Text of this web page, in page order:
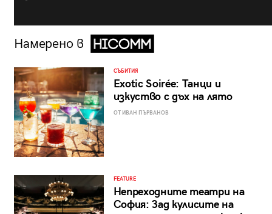
Намерено в
СЪБИТИЯ
Exotic Soirée: Танци и
изкуство с дъх на лято
ОТ ИВАН ПЪРВАНОВ
FEATURE
Непреходните театри на
София: Зад кулисите на